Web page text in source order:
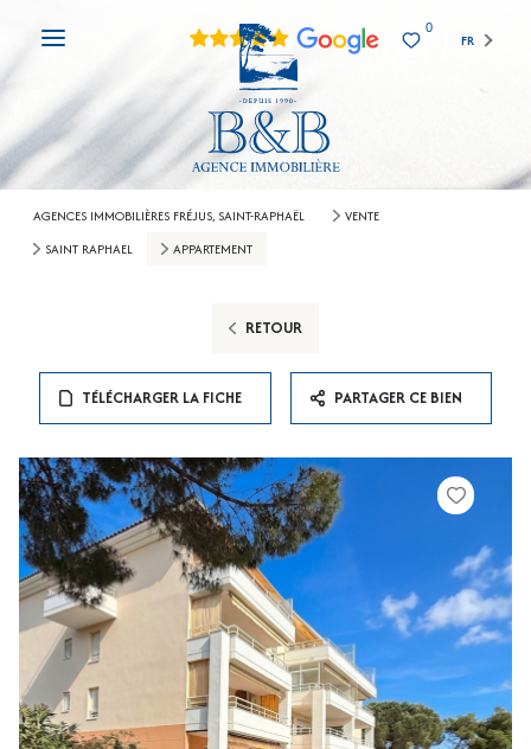
0
FR
AGENCES IMMOBILIÈRES FRÉJUS, SAINT-RAPHAËL
VENTE
SAINT RAPHAEL
APPARTEMENT
RETOUR
TÉLÉCHARGER LA FICHE PARTAGER CE BIEN